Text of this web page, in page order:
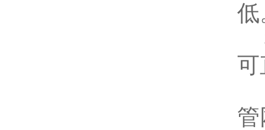
低
可